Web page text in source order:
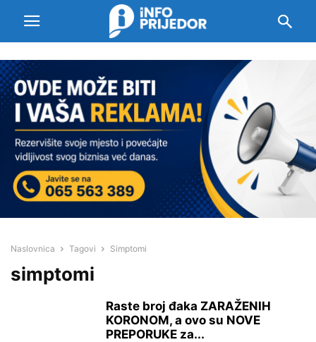
Naslovnica Tagovi Simptomi
simptomi
Raste broj đaka ZARAŽENIH
KORONOM, a ovo su NOVE
PREPORUKE za...